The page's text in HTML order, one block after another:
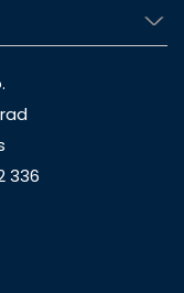
336